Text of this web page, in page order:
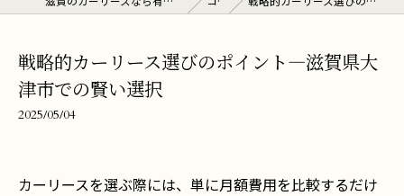
戦略的カーリース選びのポイント―滋賀県大
津市での賢い選択
2025/05/04
カーリースを選ぶ際には、単に月額費用を比較するだけ